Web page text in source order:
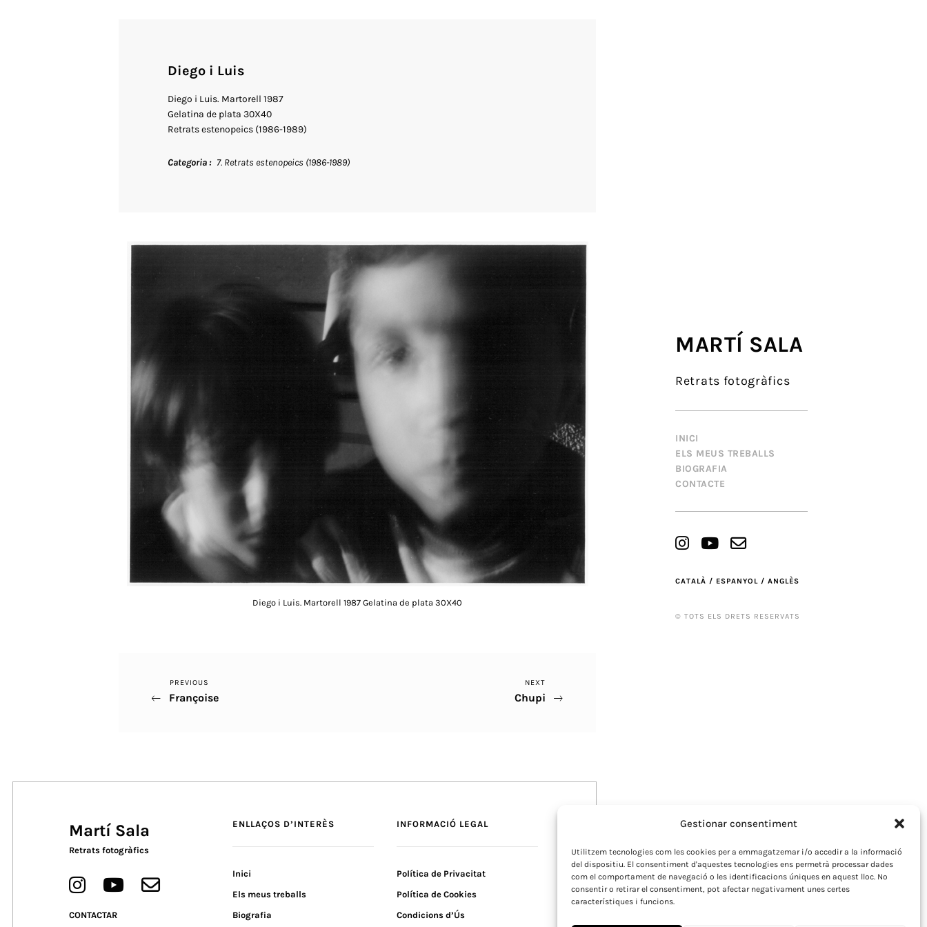
Gestionar consentiment
Utilitzem tecnologies com les cookies per a emmagatzemar i/o accedir a la informació
del dispositiu. El consentiment d'aquestes tecnologies ens permetrà processar dades
com el comportament de navegació o les identificacions úniques en aquest lloc. No
consentir o retirar el consentiment, pot afectar negativament unes certes
característiques i funcions.
MARTÍ SALA
Retrats fotogràfics
INICI
ELS MEUS TREBALLS
BIOGRAFIA
CONTACTE
CATALÀ / ESPANYOL / ANGLÈS
© TOTS ELS DRETS RESERVATS
Diego i Luis
Diego i Luis. Martorell 1987
Gelatina de plata 30X40
Retrats estenopeics (1986-1989)
Categoria 7. Retrats estenopeics (1986-1989)
Diego i Luis. Martorell 1987 Gelatina de plata 30X40
Navegació
Previous
Post
PREVIOUS
Françoise
Next
Post
NEXT
Chupi
Martí Sala
Retrats fotogràfics
CONTACTAR
ENLLAÇOS D’INTERÈS
Inici
Els meus treballs
Biografia
INFORMACIÓ LEGAL
Política de Privacitat
Política de Cookies
Condicions d’Ús